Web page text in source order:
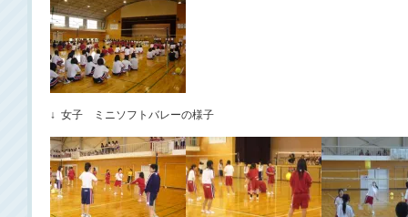
↓ 女子 ミニソフトバレーの様子